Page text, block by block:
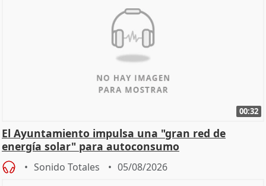
00:32
El Ayuntamiento impulsa una "gran red de
energía solar" para autoconsumo
Sonido Totales 05/08/2026